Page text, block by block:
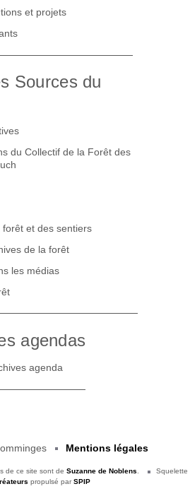
et projets
Sources du
du Collectif de la Forêt des
forêt et des sentiers
de la forêt
les médias
agendas
agenda
Mentions légales
de ce site sont deSuzanne de Noblens.
Squelette
propulsé par SPIP